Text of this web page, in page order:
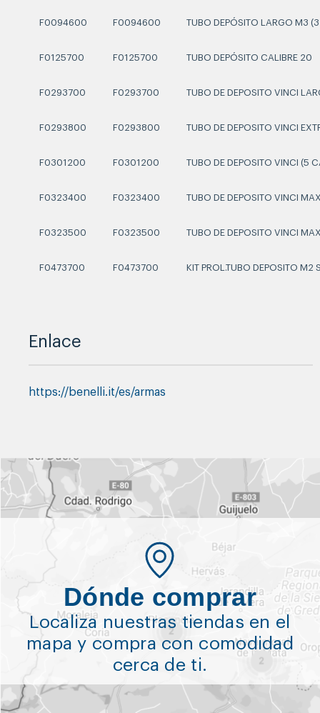
F0094600 F0094600 TUBO DEPÓSITO LARGO M3
F0125700 F0125700 TUBO DEPÓSITO CALIBRE 20
F0293700 F0293700 TUBO DE DEPOSITO VINCI
F0293800 F0293800 TUBO DE DEPOSITO VINCI
F0301200 F0301200 TUBO DE DEPOSITO VINCI (5
F0323400 F0323400 TUBO DE DEPOSITO VINCI
F0323500 F0323500 TUBO DE DEPOSITO VINCI
F0473700 F0473700 KIT PROL.TUBO DEPOSITO M2
Enlace
https://benelli.it/es/armas
Dónde comprar
Localiza nuestras tiendas en el
mapa y compra con comodidad
cerca de ti.